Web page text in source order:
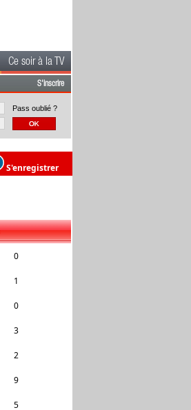
Ce soir à la TV
S'inscrire
Pass oublié ?
S'enregistrer
0
1
0
3
2
9
5